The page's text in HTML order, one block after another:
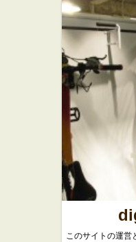
原宿餃子楼
★☆☆
中華
このサイトの運営